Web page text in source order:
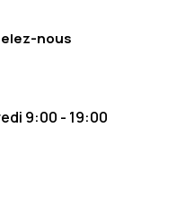
nous
9:00 - 19:00